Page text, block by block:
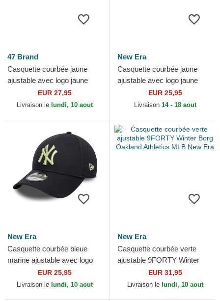
47 Brand
Casquette courbée jaune
ajustable avec logo jaune
Clean Up No Loop Label New
York Yankees MLB 47...
EUR 27,95
Livraison le lundi, 10 aout
New Era
Casquette courbée jaune
ajustable avec logo jaune
9FORTY Team Outline Los
Angeles Dodgers MLB New...
EUR 25,95
Livraison 14 - 18 aout
New Era
Casquette courbée bleue
marine ajustable avec logo
jaune 9FORTY League
Essential New York
EUR 25,95
Livraison le lundi, 10 aout
New Era
Casquette courbée verte
ajustable 9FORTY Winter
Borg Oakland Athletics MLB
New Era
EUR 31,95
Livraison le lundi, 10 aout